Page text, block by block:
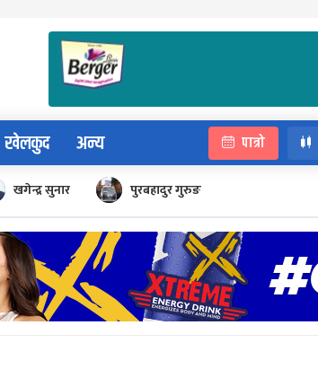
खेलकुद अन्य पात्रो
खगेन्द्र सुनार पुरबहादुर गुरुङ